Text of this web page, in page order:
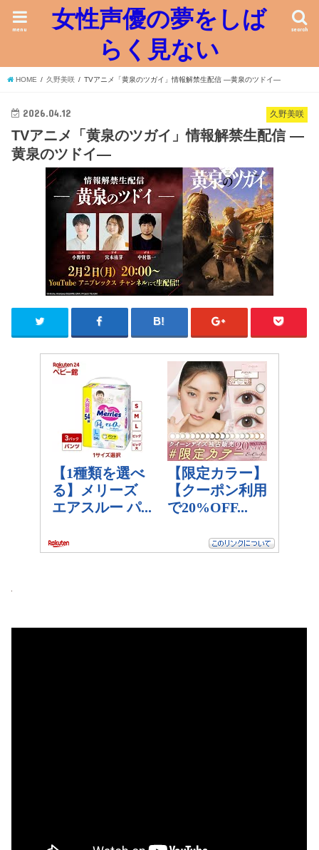
女性声優の夢をしば
らく見ない
search
menu
HOME 久野美咲 TVアニメ「黄泉のツガイ」情報解禁生配信 ―黄泉のツドイ―
久野美咲
2026.04.12
TVアニメ「黄泉のツガイ」情報解禁生配信 ―
黄泉のツドイ―